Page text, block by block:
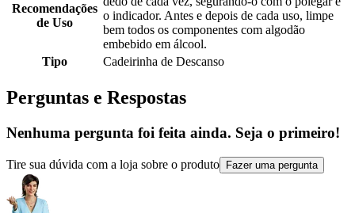
Recomendações
de Uso
o indicador. Antes e depois de cada uso, limpe
bem todos os componentes com algodão
embebido em álcool.
Tipo
Cadeirinha de Descanso
Perguntas e Respostas
Nenhuma pergunta foi feita ainda. Seja o primeiro!
Tire sua dúvida com a loja sobre o produto Fazer uma pergunta